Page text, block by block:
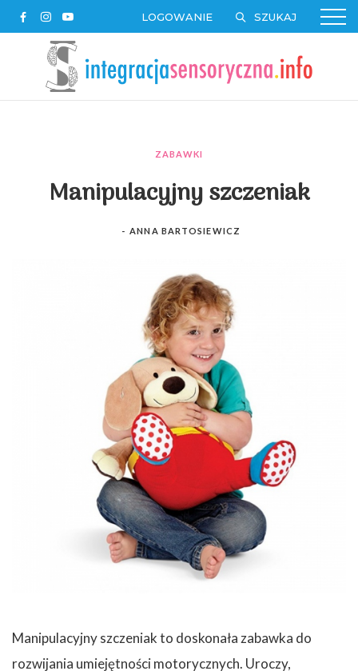
LOGOWANIE
ZABAWKI
Manipulacyjny szczeniak
- ANNA BARTOSIEWICZ
Manipulacyjny szczeniak to doskonała zabawka do
rozwijania umiejętności motorycznych. Uroczy,